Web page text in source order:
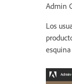
Admin
Los